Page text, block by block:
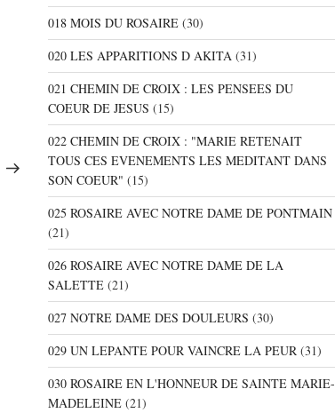
suivant
018 MOIS DU ROSAIRE(30)
020 LES APPARITIONS D AKITA(31)
021 CHEMIN DE CROIX : LES PENSEES DU
COEUR DE JESUS (15)
022 CHEMIN DE CROIX : "MARIE RETENAIT
TOUS CES EVENEMENTS LES MEDITANT DANS
SON COEUR" (15)
025 ROSAIRE AVEC NOTRE DAME DE PONTMAIN
(21)
026 ROSAIRE AVEC NOTRE DAME DE LA
SALETTE(21)
027 NOTRE DAME DES DOULEURS (30)
029 UN LEPANTE POUR VAINCRE LA PEUR(31)
030 ROSAIRE EN L'HONNEUR DE SAINTE MARIE-
MADELEINE(21)